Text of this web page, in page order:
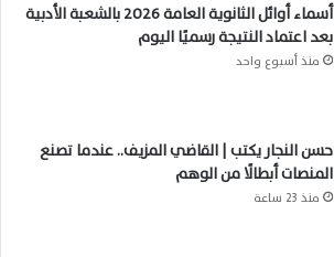
أسماء أوائل الثانوية العامة 2026 بالشعبة الأدبية
بعد اعتماد النتيجة رسميًا اليوم
منذ أسبوع واحد
حسن النجار يكتب | القاضي المزيف.. عندما تصنع
المنصات أبطالًا من الوهم
منذ 23 ساعة